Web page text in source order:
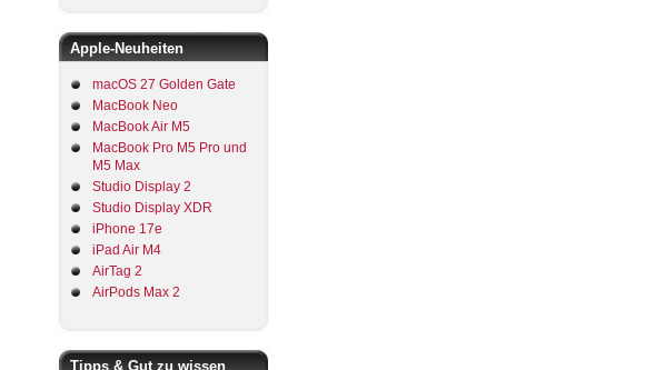
Apple-Neuheiten
macOS 27 Golden Gate
MacBook Neo
MacBook Air M5
MacBook Pro M5 Pro und
M5 Max
Studio Display 2
Studio Display XDR
iPhone 17e
iPad Air M4
AirTag 2
AirPods Max 2
Tipps & Gut zu wissen